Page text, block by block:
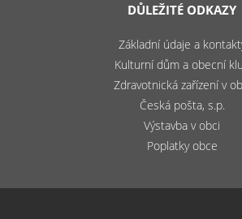
DŮLEŽITÉ ODKAZY
Základní údaje a
Kulturní dům a obecní
Zdravotnická zařízení v
Česká pošta, s.p.
Výstavba v obci
Poplatky obce